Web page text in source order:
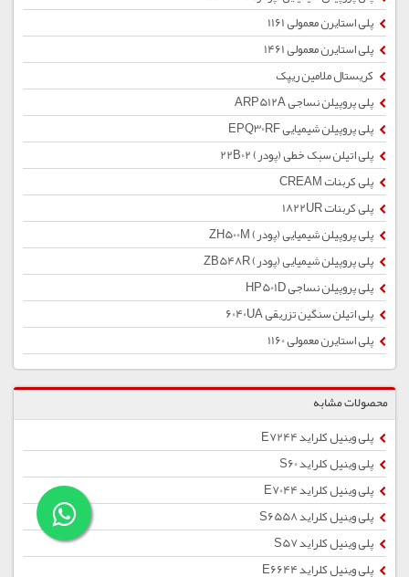
پلی استایرن معمولی 1161
پلی استایرن معمولی 1461
کریستال ملامین ریپک
پلی پروپیلن نساجی ARP512A
پلی پروپیلن شیمیایی EPQ30RF
پلی اتیلن سبک خطی (پودر) 22B02
پلی کربنات CREAM
پلی کربنات 1822UR
پلی پروپیلن شیمیایی (پودر) ZH500M
پلی پروپیلن شیمیایی (پودر) ZB548R
پلی پروپیلن نساجی HP501D
پلی اتیلن سنگین تزریقی 6040UA
پلی استایرن معمولی 1160
محصولات مشابه
پلی وینیل کلراید E7244
پلی وینیل کلراید S60
پلی وینیل کلراید E7044
پلی وینیل کلراید S6558
پلی وینیل کلراید S57
پلی وینیل کلراید E6644